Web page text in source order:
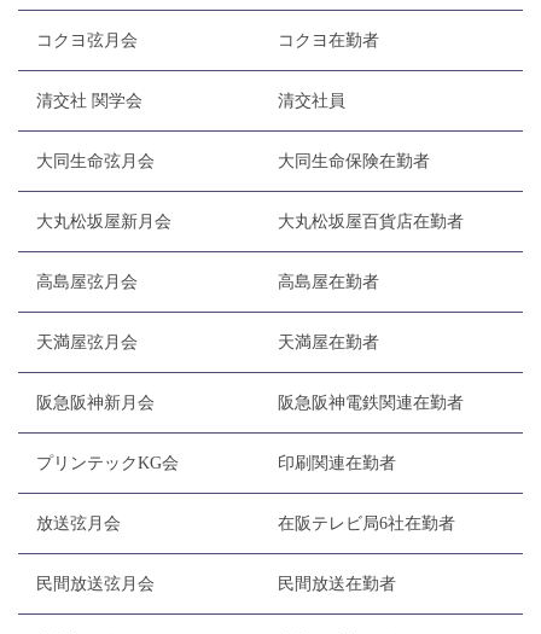
コクヨ弦月会 コクヨ在勤者
清交社 関学会 清交社員
大同生命弦月会 大同生命保険在勤者
大丸松坂屋新月会 大丸松坂屋百貨店在勤者
高島屋弦月会 高島屋在勤者
天満屋弦月会 天満屋在勤者
阪急阪神新月会 阪急阪神電鉄関連在勤者
プリンテックKG会 印刷関連在勤者
放送弦月会 在阪テレビ局6社在勤者
民間放送弦月会 民間放送在勤者